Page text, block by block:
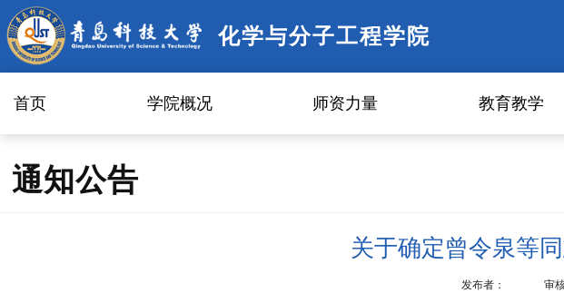
化学与分子工程学院
首页 学院概况 师资力量 教育教学
通知公告
关于确定曾令泉等
发布者： 审